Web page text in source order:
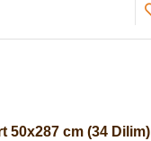
50x287 cm (34